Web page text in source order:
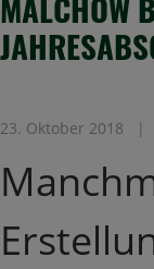
23. Oktober 2018